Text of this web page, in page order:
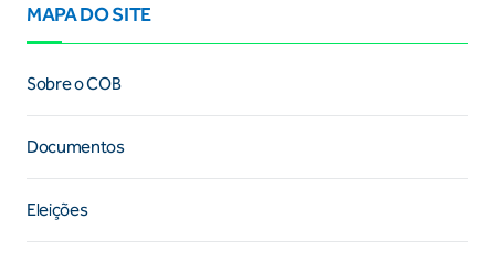
MAPA DO SITE
Sobre o COB
Documentos
Eleições